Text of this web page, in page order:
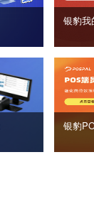
银豹
银豹